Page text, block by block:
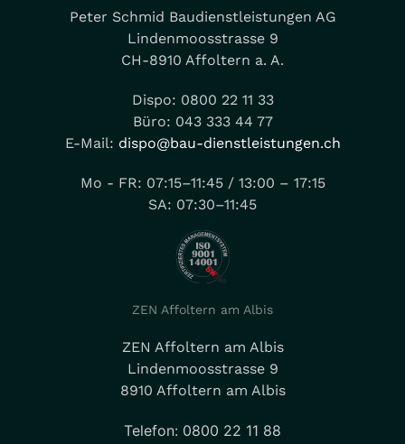
Peter Schmid Baudienstleistungen AG
Lindenmoosstrasse 9
CH-8910 Affoltern a. A.
Dispo: 0800 22 11 33
Büro: 043 333 44 77
E-Mail: dispo@bau-dienstleistungen.ch
Mo - FR: 07:15–11:45 / 13:00 – 17:15
SA: 07:30–11:45
ZEN Affoltern am Albis
ZEN Affoltern am Albis
Lindenmoosstrasse 9
8910 Affoltern am Albis
Telefon: 0800 22 11 88